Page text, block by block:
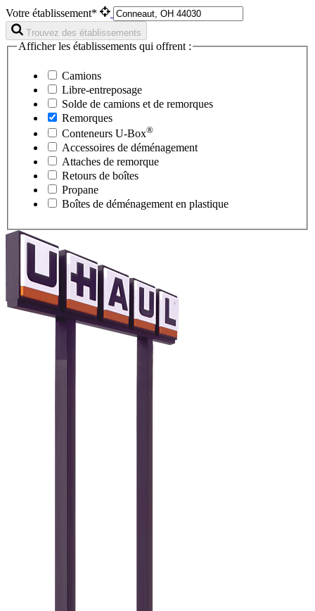
Votre établissement*
Trouvez des établissements
Afficher les établissements qui offrent :
Camions
Libre-entreposage
Solde de camions et de remorques
Remorques
Conteneurs U-Box®
Accessoires de déménagement
Attaches de remorque
Retours de boîtes
Propane
Boîtes de déménagement en plastique